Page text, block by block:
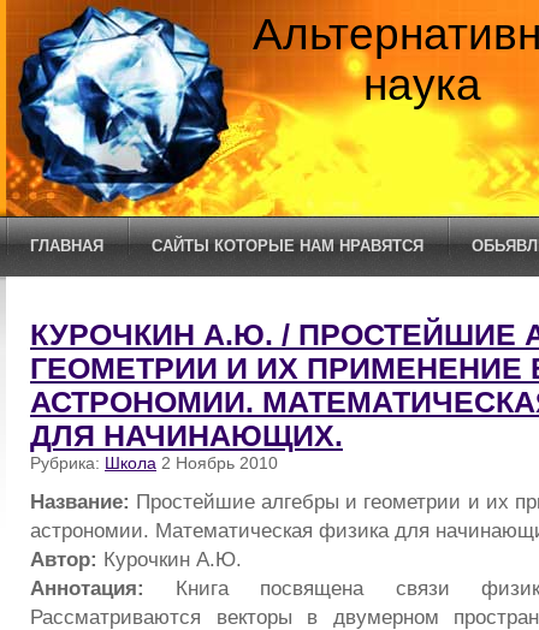
наука
ГЛАВНАЯ САЙТЫ КОТОРЫЕ НАМ НРАВЯТСЯ
КУРОЧКИН А.Ю. / ПРОСТЕЙШИЕ
ГЕОМЕТРИИ И ИХ ПРИМЕНЕНИЕ
АСТРОНОМИИ.
ДЛЯ НАЧИНАЮЩИХ.
Рубрика: Школа 2 Ноябрь 2010
Название: Простейшие алгебры и геометрии и их
астрономии. Математическая физика для
Автор: Курочкин А.Ю.
Аннотация: Книга посвящена связи
Рассматриваются векторы в двумерном